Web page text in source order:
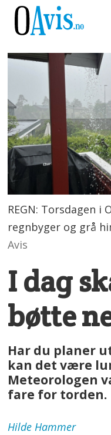
REGN: Torsdagen
regnbyger og grå
Avis
I dag
bøtte
Har du planer
kan det være
Meteorologen
fare for torden.
Hilde Hammer